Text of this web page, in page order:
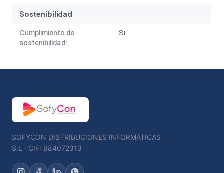
Sostenibilidad
Cumplimiento de
sostenibilidad:
Si
SOFYCON DISTRIBUCIONES INFORMÁTICAS
S.L · CIF: B84072313